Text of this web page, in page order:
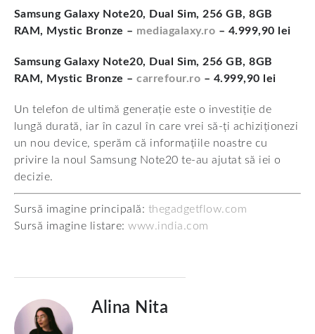
Samsung Galaxy Note20, Dual Sim, 256 GB, 8GB
RAM, Mystic Bronze – mediagalaxy.ro – 4.999,90 lei
Samsung Galaxy Note20, Dual Sim, 256 GB, 8GB
RAM, Mystic Bronze – carrefour.ro – 4.999,90 lei
Un telefon de ultimă generație este o investiție de
lungă durată, iar în cazul în care vrei să-ți achiziționezi
un nou device, sperăm că informațiile noastre cu
privire la noul Samsung Note20 te-au ajutat să iei o
decizie.
Sursă imagine principală: thegadgetflow.com
Sursă imagine listare:www.india.com
Alina Nita